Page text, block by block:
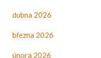
dubna 2026
března 2026
února 2026